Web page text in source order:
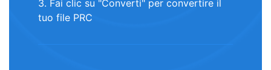
3. Fai clic su "Converti" per convertire il
tuo file PRC